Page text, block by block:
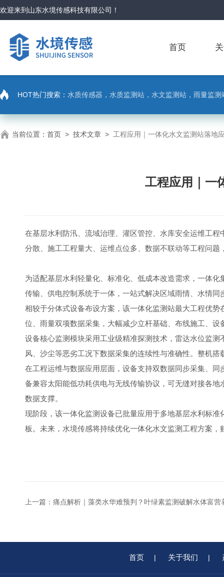
欢迎来到 山东水境传感科技有限公司 ！
首页
HOT热门搜索： 水质传感器，水质监测站，水文监测站，雨量监
当前位置： 首页 > 技术文章 > 工程应用｜一体化水文监测站落地
工程应用｜一
在基层水利防汛、流域治理、灌区管控、水库安全运维工
分散、施工工程量大、运维点位多、数据不联动等工程问
为适配基层水利轻量化、标准化、低成本改造需求，一体
传输、供电控制系统于一体，一站式解决区域雨情、水情
相较于分体式设备布设方案，该一体化监测站最大工程优
位、雨量双项数据采集，大幅减少立杆基础、布线施工、
设备核心监测模块采用工业级精准探测技术，雷达水位监
风、沙尘等恶劣工况下数据采集的连续性与准确性。整机
在工程运维与数据应用层面，设备支持双数据同步采集、
备兼容太阳能低功耗供电与无线传输协议，可无缝对接各
数据支撑。
现阶段，该一体化监测设备已批量应用于多地基层水利标
板。未来，水境传感将持续优化一体化水文监测工程方案
上一篇： 痛点解析｜藻类水华难预判？叶绿素监测破解水体富营
首页 | 关于我们 |